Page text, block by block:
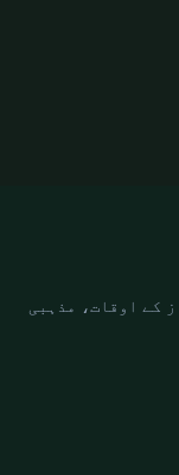
کے اوقات، مذہبی